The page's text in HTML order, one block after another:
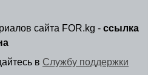
сайта FOR.kg - ссылка
в Службу поддержки